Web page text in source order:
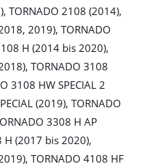
TORNADO 2108 (2014),
2019), TORNADO
H (2014 bis 2020),
TORNADO 3108
3108 HW SPECIAL 2
(2019), TORNADO
3308 H AP
H (2017 bis 2020),
TORNADO 4108 HF